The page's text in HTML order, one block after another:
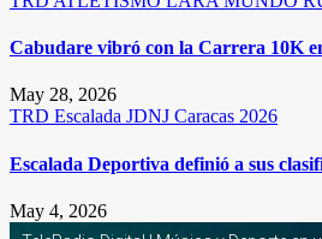
Cabudare vibró con la Carrera 10K
May 28, 2026
TRD Escalada JDNJ Caracas 2026
Escalada Deportiva definió a sus
May 4, 2026